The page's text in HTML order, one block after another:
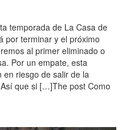
temporada de La Casa de
por terminar y el próximo
al primer eliminado o
Por un empate, esta
en riesgo de salir de la
que si […]The post Como